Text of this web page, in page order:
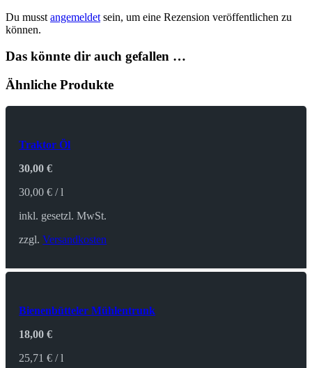
Du musst angemeldet sein, um eine Rezension veröffentlichen zu
können.
Das könnte dir auch gefallen …
Ähnliche Produkte
Traktor Öl
30,00€
30,00€ /l
inkl. gesetzl. MwSt.
zzgl.Versandkosten
Bienenbütteler Mühlentrunk
18,00€
25,71€ /l